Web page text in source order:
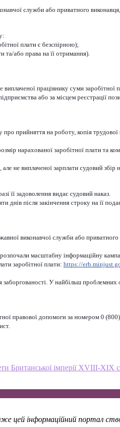
служби або приватного
плати є безспірною);
та/або права на її отримання).
працівнику суми заробітної
або за місцем реєстрації
прийняття на роботу, копія
нарахованої заробітної плати та
не виплаченої зарплати судовий збір
її задоволення видає судовий наказ.
після закінчення строку на її
виконавчої служби або
масштабну інформаційну
заробітної плати: https://
У найбільш
правової допомоги за номером 0
імперії ХVІІІ-ХІХ
цей інформаційний портал